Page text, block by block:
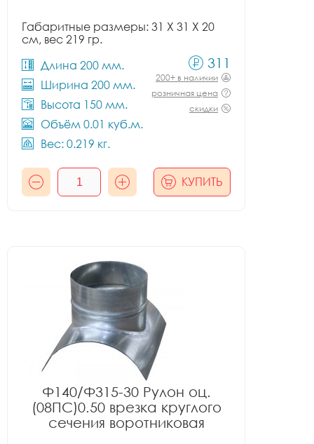
Габаритные размеры: 31 X 31 X 20
см, вес 219 гр.
Длина 200 мм.
Ширина 200 мм.
Высота 150 мм.
Объём 0.01 куб.м.
Вес: 0.219 кг.
311
200+ в наличии
розничная цена
скидки
КУПИТЬ
Ф140/Ф315-30 Рулон оц.
(08ПС)0.50 врезка круглого
сечения воротниковая